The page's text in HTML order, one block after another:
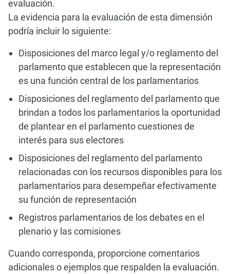
evaluación.
La evidencia para la evaluación de esta dimensión
podría incluir lo siguiente:
Disposiciones del marco legal y/o reglamento del
parlamento que establecen que la representación
es una función central de los parlamentarios
Disposiciones del reglamento del parlamento que
brindan a todos los parlamentarios la oportunidad
de plantear en el parlamento cuestiones de
interés para sus electores
Disposiciones del reglamento del parlamento
relacionadas con los recursos disponibles para los
parlamentarios para desempeñar efectivamente
su función de representación
Registros parlamentarios de los debates en el
plenario y las comisiones
Cuando corresponda, proporcione comentarios
adicionales o ejemplos que respalden la evaluación.